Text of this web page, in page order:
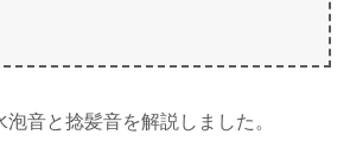
音と捻髪音を解説しました。